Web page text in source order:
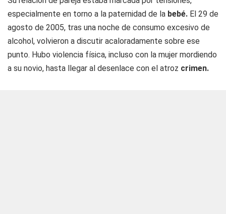
especialmente en torno a la paternidad de la bebé. El 29 de
agosto de 2005, tras una noche de consumo excesivo de
alcohol, volvieron a discutir acaloradamente sobre ese
punto. Hubo violencia física, incluso con la mujer mordiendo
a su novio, hasta llegar al desenlace con el atroz crimen.